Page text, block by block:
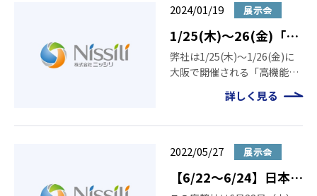
寄りください。 日時 2024年5
2024/01/19 展示会
1/25(木)～26(金)「高
機能プラスチック・ゴ
ム展2024に出展いたし
弊社は1/25(木)～1/26(金)に
大阪で開催される「高機能プ
ラスチック・ゴム展2024」に
出展いたします。金型費5万
様々な材料での成形品を展示
詳しく見る
2022/05/27 展示会
【6/22～6/24】日本も